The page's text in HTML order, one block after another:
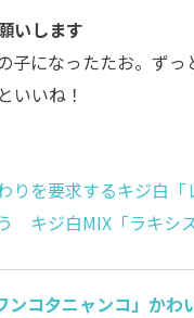
いします
子になったたお。ず
いいね！
を要求するキジ白「
キジ白MIX「ラキシス
ンコ夕ニャンコ」かわ